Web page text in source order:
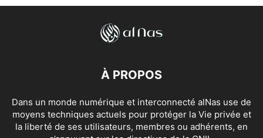
À PROPOS
Dans un monde numérique et interconnecté alNas use de
moyens techniques actuels pour protéger la Vie privée et
la liberté de ses utilisateurs, membres ou adhérents, en